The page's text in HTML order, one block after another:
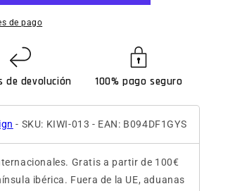
de pago
de devolución 100% pago seguro
- SKU: KIWI-013 - EAN: B094DF1GYS
Gratis a partir de 100€
ibérica. Fuera de la UE, aduanas